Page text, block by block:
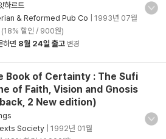
하르트
& Reformed Pub Co
1993년 07월
(18% 할인 / 900원)
하면 8월 24일 출고 변경
Book of Certainty : The Sufi
of Faith, Vision and Gnosis
2 New edition)
Society
1992년 01월